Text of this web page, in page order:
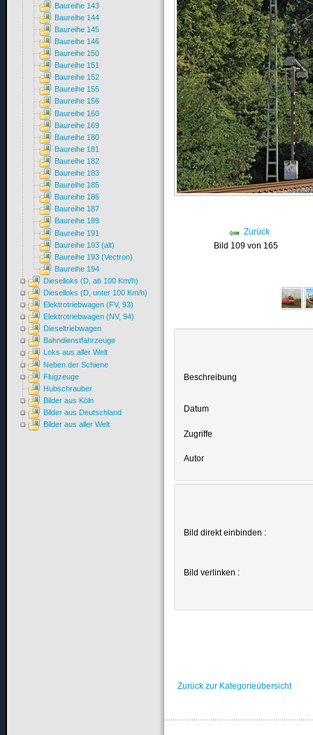
Zurück
Bild 109 von 165
Beschreibung
Datum
Zugriffe
Autor
Bild direkt einbinden :
Bild verlinken :
Zurück zur Kategorieübersicht
Baureihe 143
Baureihe 144
Baureihe 145
Baureihe 146
Baureihe 150
Baureihe 151
Baureihe 152
Baureihe 155
Baureihe 156
Baureihe 160
Baureihe 169
Baureihe 180
Baureihe 181
Baureihe 182
Baureihe 183
Baureihe 185
Baureihe 186
Baureihe 187
Baureihe 189
Baureihe 191
Baureihe 193 (alt)
Baureihe 193 (Vectron)
Baureihe 194
Dieselloks (D, ab 100 Km/h)
Dieselloks (D, unter 100 Km/h)
Elektrotriebwagen (FV, 93)
Elektrotriebwagen (NV, 94)
Dieseltriebwagen
Bahndienstfahrzeuge
Loks aus aller Welt
Neben der Schiene
Flugzeuge
Hubschrauber
Bilder aus Köln
Bilder aus Deutschland
Bilder aus aller Welt